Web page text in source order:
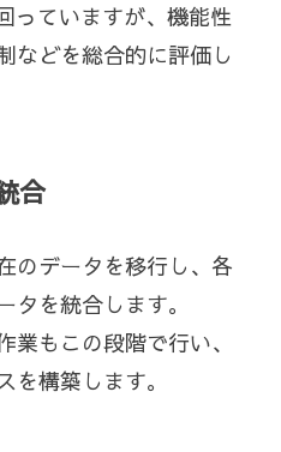
っていますが、機能性
などを総合的に評価し
合
のデータを移行し、各
タを統合します。
業もこの段階で行い、
構築します。